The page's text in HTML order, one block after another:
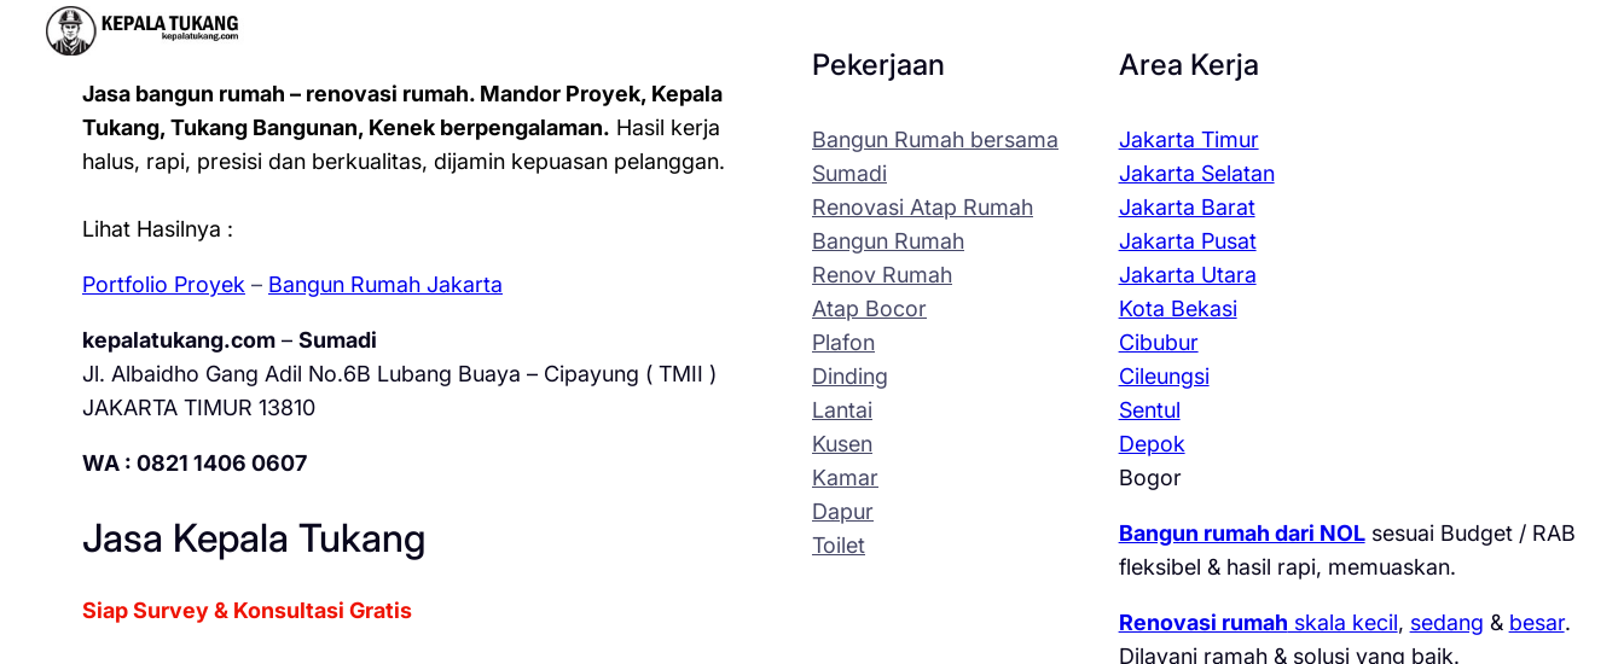
Jasa bangun rumah – renovasi rumah. Mandor Proyek, Kepala
Tukang, Tukang Bangunan, Kenek berpengalaman. Hasil kerja
halus, rapi, presisi dan berkualitas, dijamin kepuasan pelanggan.
Lihat Hasilnya :
Portfolio Proyek– Bangun Rumah Jakarta
kepalatukang.com– Sumadi
Jl. Albaidho Gang Adil No.6B Lubang Buaya – Cipayung ( TMII )
JAKARTA TIMUR 13810
WA : 0821 1406 0607
Jasa Kepala Tukang
Siap Survey & Konsultasi Gratis
Pekerjaan
Bangun Rumah bersama
Sumadi
Renovasi Atap Rumah
Bangun Rumah
Renov Rumah
Atap Bocor
Plafon
Dinding
Lantai
Kusen
Kamar
Dapur
Toilet
Area Kerja
Jakarta Timur
Jakarta Selatan
Jakarta Barat
Jakarta Pusat
Jakarta Utara
Kota Bekasi
Cibubur
Cileungsi
Sentul
Depok
Bogor
Bangun rumah dari NOLsesuai Budget / RAB
fleksibel & hasil rapi, memuaskan.
Renovasi rumah skala kecil, sedang & besar.
Dilayani ramah & solusi yang baik.